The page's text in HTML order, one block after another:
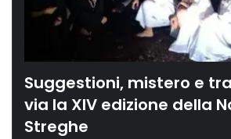
Suggestioni, mistero e
via la XIV edizione della
Streghe